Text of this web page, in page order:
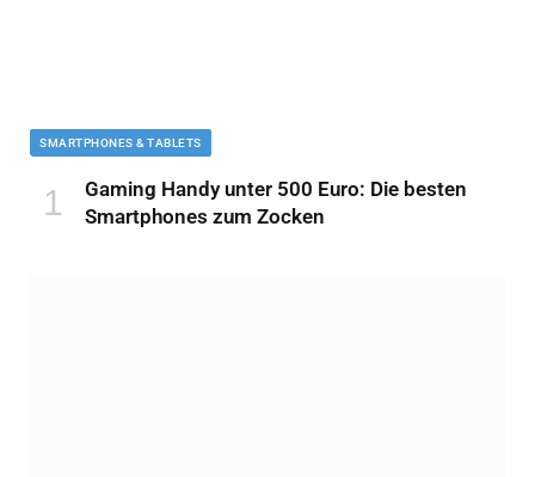
SMARTPHONES & TABLETS
Gaming Handy unter 500 Euro: Die besten
Smartphones zum Zocken